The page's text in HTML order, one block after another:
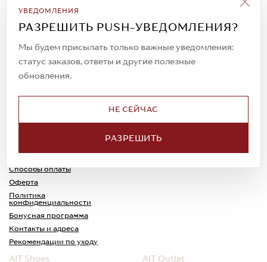
УВЕДОМЛЕНИЯ
РАЗРЕШИТЬ PUSH-УВЕДОМЛЕНИЯ?
Мы будем присылать только важные уведомления:
статус заказов, ответы и другие полезные
обновления.
НЕ СЕЙЧАС
РАЗРЕШИТЬ
Подписаться на рассылку
Всегда будьте в курсе новых акций и
спецпредложений!
© 2023. AIT Shoes
Все права защищены
Доставка
Способы оплаты
Оферта
Политика
конфиденциальности
Обмен и возврат
Каспи-Ред
Бонусная программа
Контакты и адреса
Рекомендации по уходу
AIT Shoes AIT Outlet